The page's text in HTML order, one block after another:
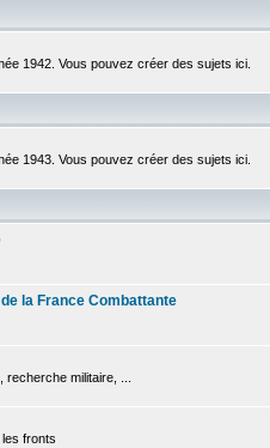
1942. Vous pouvez créer des sujets ici.
1943. Vous pouvez créer des sujets ici.
la France Combattante
militaire, ...
fronts